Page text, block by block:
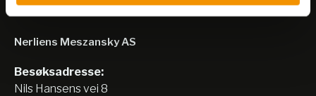
Nerliens Meszansky AS
Besøksadresse:
Nils Hansens vei 8